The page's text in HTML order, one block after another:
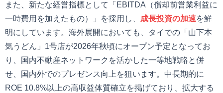
また、新たな経営指標として「EBITDA（償却前営業利益に
一時費用を加えたもの）」を採用し、 成長投資の加速を鮮
明にしています。海外展開においても、タイでの「山下本
気うどん」1号店が2026年秋頃にオープン予定となってお
り、国内不動産ネットワークを活かした一等地戦略と併
せ、国内外でのプレゼンス向上を狙います。中長期的に
ROE 10.8%以上の高収益体質確立を掲げており、拡大する